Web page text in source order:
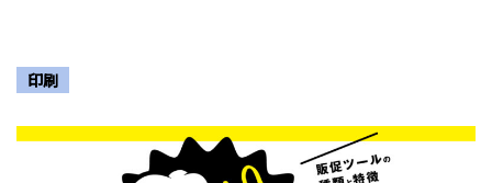
印刷